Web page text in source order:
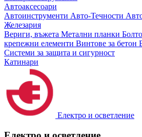
Автоаксесоари
Автоинструменти Авто-Течности
Железария
Вериги, въжета Метални планки
крепежни елементи Винтове за бетон
Системи за защита и сигурност
Катинари
Електро и осветление